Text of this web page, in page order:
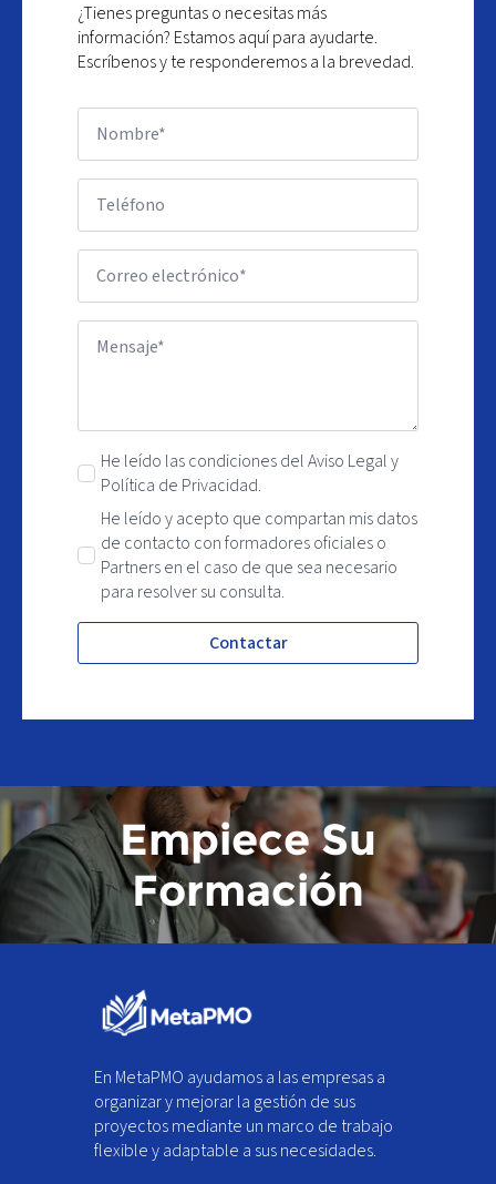
¿Tienes preguntas o necesitas más
información? Estamos aquí para ayudarte.
Escríbenos y te responderemos a la brevedad.
He leído las condiciones del Aviso Legal y
Política de Privacidad.
He leído y acepto que compartan mis datos
de contacto con formadores oficiales o
Partners en el caso de que sea necesario
para resolver su consulta.
Contactar
Empiece Su
Formación
En MetaPMO ayudamos a las empresas a
organizar y mejorar la gestión de sus
proyectos mediante un marco de trabajo
flexible y adaptable a sus necesidades.